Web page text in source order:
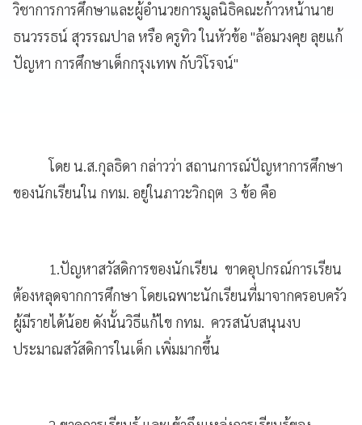
วิชาการการศึกษาและผู้อำนวยการมูลนิธิคณะก้าวหน้านาย
ธนวรรธน์ สุวรรณปาล หรือ ครูทิว ในหัวข้อ "ล้อมวงคุย ลุยแก้
ปัญหา การศึกษาเด็กกรุงเทพ กับวิโรจน์"
โดย น.ส.กุลธิดา กล่าวว่า สถานการณ์ปัญหาการศึกษา
ของนักเรียนใน กทม. อยู่ในภาวะวิกฤต 3 ข้อ คือ
1.ปัญหาสวัสดิการของนักเรียน ขาดอุปกรณ์การเรียน
ต้องหลุดจากการศึกษา โดยเฉพาะนักเรียนที่มาจากครอบครัว
ผู้มีรายได้น้อย ดังนั้นวิธีแก้ไข กทม. ควรสนับสนุนงบ
ประมาณสวัสดิการในเด็ก เพิ่มมากขึ้น